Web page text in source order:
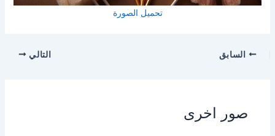
تحميل الصورة
السابق التالي
صور اخرى